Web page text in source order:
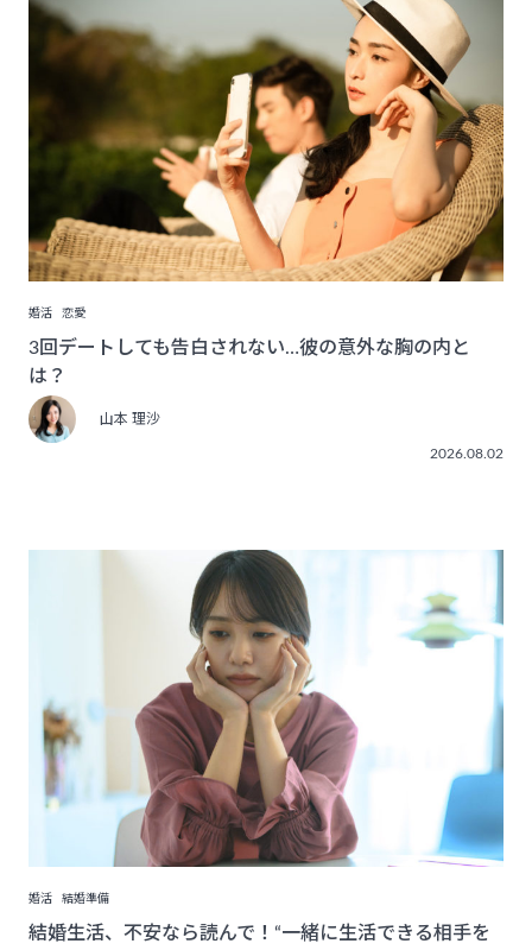
婚活 恋愛
3回デートしても告白されない…彼の意外な胸の内と
は？
山本 理沙
2026.08.02
婚活 結婚準備
結婚生活、不安なら読んで！“一緒に生活できる相手を